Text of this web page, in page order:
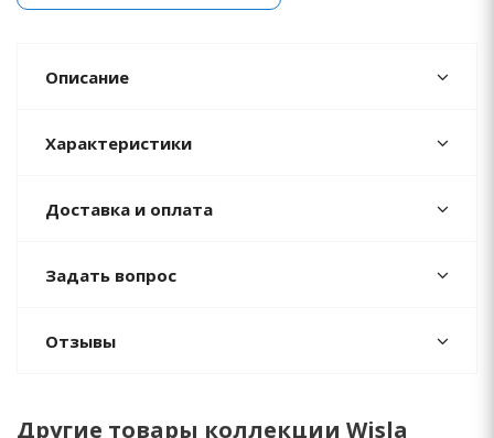
Описание
Характеристики
Доставка и оплата
Задать вопрос
Отзывы
Другие товары коллекции Wisla